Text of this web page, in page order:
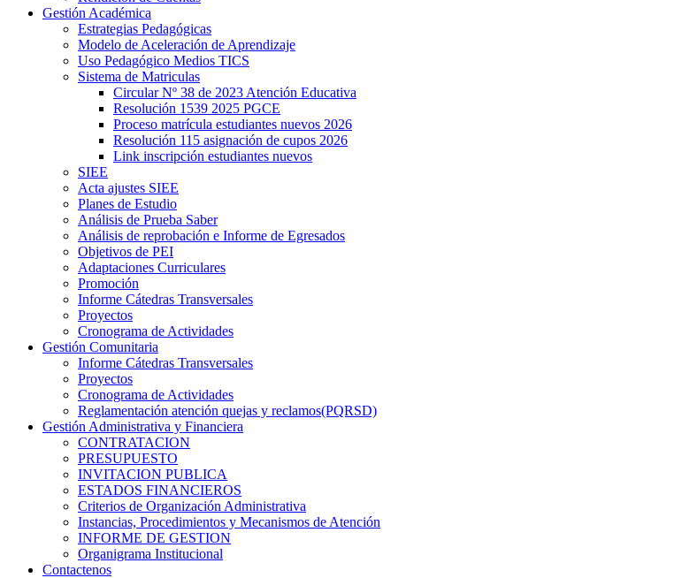
Gestión Académica
Estrategias Pedagógicas
Modelo de Aceleración de Aprendizaje
Uso Pedagógico Medios TICS
Sistema de Matriculas
Circular Nº 38 de 2023 Atención Educativa
Resolución 1539 2025 PGCE
Proceso matrícula estudiantes nuevos 2026
Resolución 115 asignación de cupos 2026
Link inscripción estudiantes nuevos
SIEE
Acta ajustes SIEE
Planes de Estudio
Análisis de Prueba Saber
Análisis de reprobación e Informe de Egresados
Objetivos de PEI
Adaptaciones Curriculares
Promoción
Informe Cátedras Transversales
Proyectos
Cronograma de Actividades
Gestión Comunitaria
Informe Cátedras Transversales
Proyectos
Cronograma de Actividades
Reglamentación atención quejas y reclamos(PQRSD)
Gestión Administrativa y Financiera
CONTRATACION
PRESUPUESTO
INVITACION PUBLICA
ESTADOS FINANCIEROS
Criterios de Organización Administrativa
Instancias, Procedimientos y Mecanismos de Atención
INFORME DE GESTION
Organigrama Institucional
Contactenos